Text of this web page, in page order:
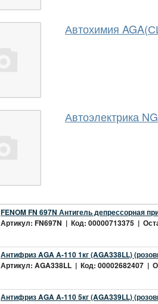
Автохимия
Автоэлектрика
FENOM FN 697N Антигель депрессорная
Артикул: FN697N | Код: 00000713375 |
Антифриз AGA A-110 1кг (AGA338LL)
Артикул: AGA338LL | Код: 00002682407 |
Антифриз AGA A-110 5кг (AGA339LL)